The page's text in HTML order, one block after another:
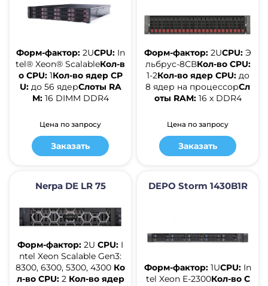
Форм-фактор: 2UCPU: In
tel® Xeon® ScalableКол-в
о CPU:1Кол-во ядер CP
U:до 56 ядерСлоты RA
M:16 DIMM DDR4
Цена по запросу
Заказать
Форм-фактор: 2UCPU: Э
льбрус-8СВКол-во CPU:
1-2Кол-во ядер CPU: до
8 ядер на процессорСл
оты RAM: 16 x DDR4
Цена по запросу
Заказать
Nerpa DE LR 75
Форм-фактор: 2U CPU: I
ntel Xeon Scalable Gen3:
8300, 6300, 5300, 4300 Ко
л-во CPU: 2 Кол-во ядер
DEPO Storm 1430B1R
Форм-фактор: 1UCPU: In
tel Xeon E-2300Кол-во C